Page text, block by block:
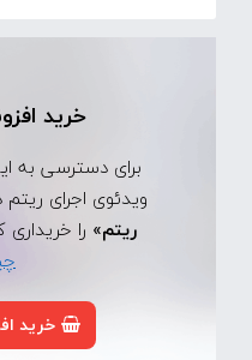
خرید
ویدئوی اجرای ریتم
ریتم» را
خرید